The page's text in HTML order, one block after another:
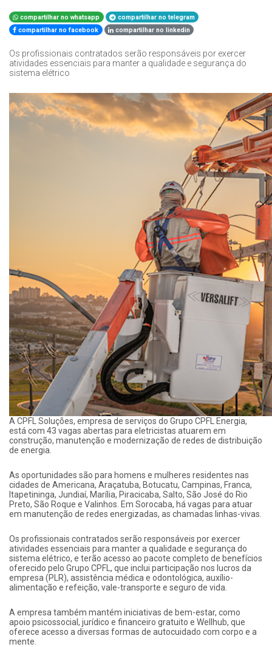
compartilhar no whatsapp
compartilhar no telegram
compartilhar no facebook
compartilhar no linkedin
Os profissionais contratados serão responsáveis por exercer
atividades essenciais para manter a qualidade e segurança do
sistema elétrico
A CPFL Soluções, empresa de serviços do Grupo CPFL Energia,
está com 43 vagas abertas para eletricistas atuarem em
construção, manutenção e modernização de redes de distribuição
de energia.
As oportunidades são para homens e mulheres residentes nas
cidades de Americana, Araçatuba, Botucatu, Campinas, Franca,
Itapetininga, Jundiaí, Marília, Piracicaba, Salto, São José do Rio
Preto, São Roque e Valinhos. Em Sorocaba, há vagas para atuar
em manutenção de redes energizadas, as chamadas linhas-vivas.
Os profissionais contratados serão responsáveis por exercer
atividades essenciais para manter a qualidade e segurança do
sistema elétrico, e terão acesso ao pacote completo de benefícios
oferecido pelo Grupo CPFL, que inclui participação nos lucros da
empresa (PLR), assistência médica e odontológica, auxílio-
alimentação e refeição, vale-transporte e seguro de vida.
A empresa também mantém iniciativas de bem-estar, como
apoio psicossocial, jurídico e financeiro gratuito e Wellhub, que
oferece acesso a diversas formas de autocuidado com corpo e a
mente.